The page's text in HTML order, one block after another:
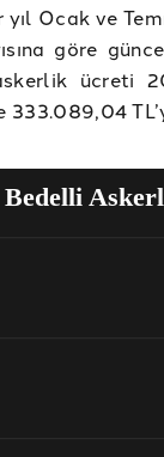
yıl Ocak ve
göre
ücreti
333.089,04